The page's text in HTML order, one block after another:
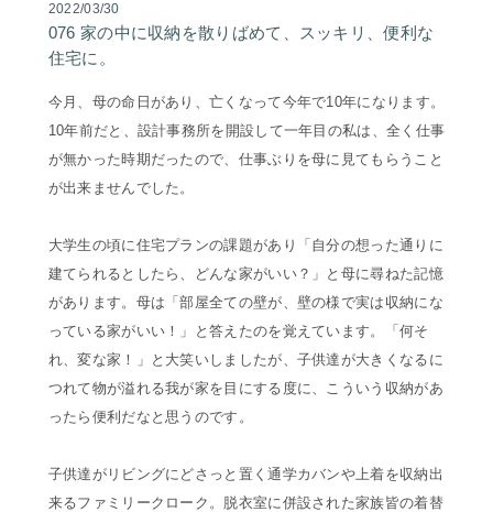
2022/03/30
076 家の中に収納を散りばめて、スッキリ、便利な
住宅に。
今月、母の命日があり、亡くなって今年で10年になります。
10年前だと、設計事務所を開設して一年目の私は、全く仕事
が無かった時期だったので、仕事ぶりを母に見てもらうこと
が出来ませんでした。
大学生の頃に住宅プランの課題があり「自分の想った通りに
建てられるとしたら、どんな家がいい？」と母に尋ねた記憶
があります。母は「部屋全ての壁が、壁の様で実は収納にな
っている家がいい！」と答えたのを覚えています。「何そ
れ、変な家！」と大笑いしましたが、子供達が大きくなるに
つれて物が溢れる我が家を目にする度に、こういう収納があ
ったら便利だなと思うのです。
子供達がリビングにどさっと置く通学カバンや上着を収納出
来るファミリークローク。脱衣室に併設された家族皆の着替